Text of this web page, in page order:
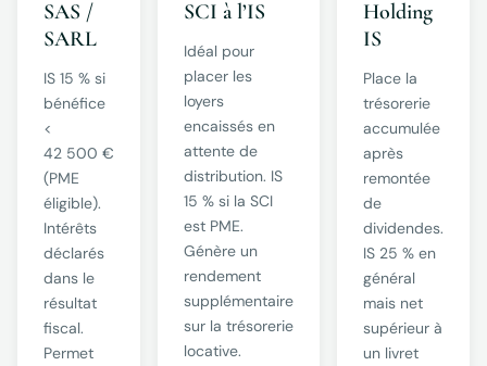
SAS /
SARL
IS 15 % si
bénéfice
<
42 500 €
(PME
éligible).
Intérêts
déclarés
dans le
résultat
fiscal.
Permet
SCI à l’IS
Idéal pour
placer les
loyers
encaissés en
attente de
distribution. IS
15 % si la SCI
est PME.
Génère un
rendement
supplémentaire
sur la trésorerie
locative.
Holding
IS
Place la
trésorerie
accumulée
après
remontée
de
dividendes.
IS 25 % en
général
mais net
supérieur à
un livret